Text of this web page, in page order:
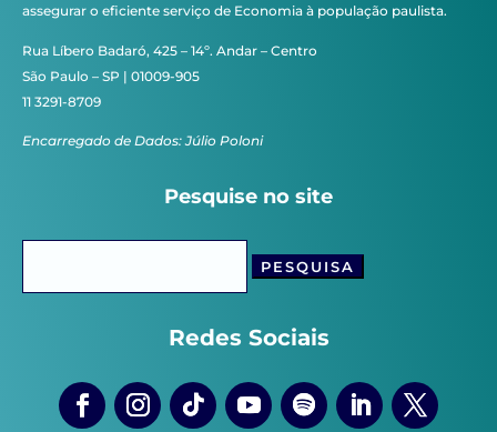
assegurar o eficiente serviço de Economia à população paulista.
Rua Líbero Badaró, 425 – 14º. Andar – Centro
São Paulo – SP | 01009-905
11 3291-8709
Encarregado de Dados: Júlio Poloni
Pesquise no site
Redes Sociais